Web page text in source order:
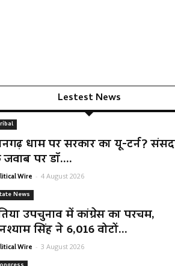
Lestest News
धाम पर सरकार का यू-टर्न? संसद
पर डॉ....
Wire - 4 August 2026
News
उपचुनाव में कांग्रेस का परचम,
सिंह ने 6,016 वोटों...
Wire - 3 August 2026